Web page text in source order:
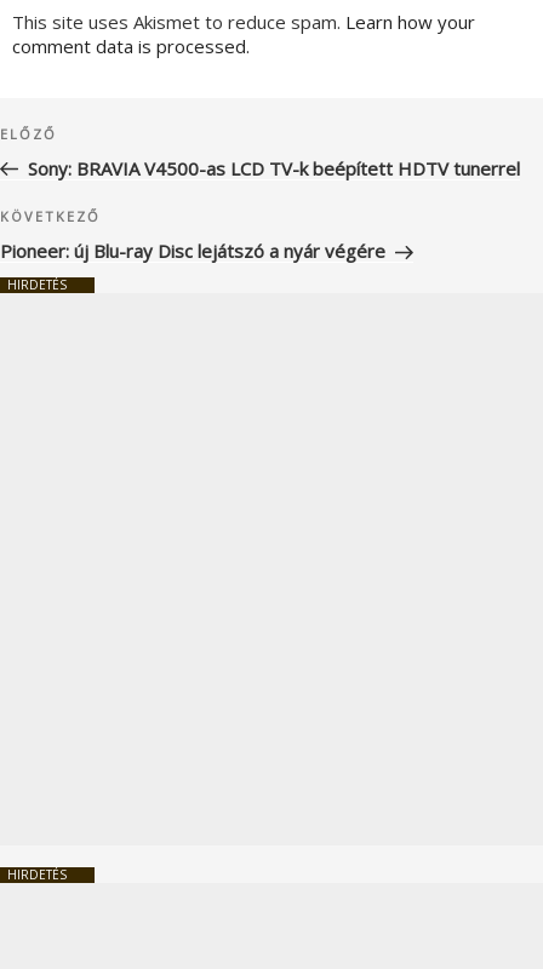
This site uses Akismet to reduce spam. Learn how your
comment data is processed.
navigáció
Korábbi
bejegyzés
ELŐZŐ
Sony: BRAVIA V4500-as LCD TV-k beépített HDTV tunerrel
Következő
bejegyzés
KÖVETKEZŐ
Pioneer: új Blu-ray Disc lejátszó a nyár végére
HIRDETÉS
HIRDETÉS